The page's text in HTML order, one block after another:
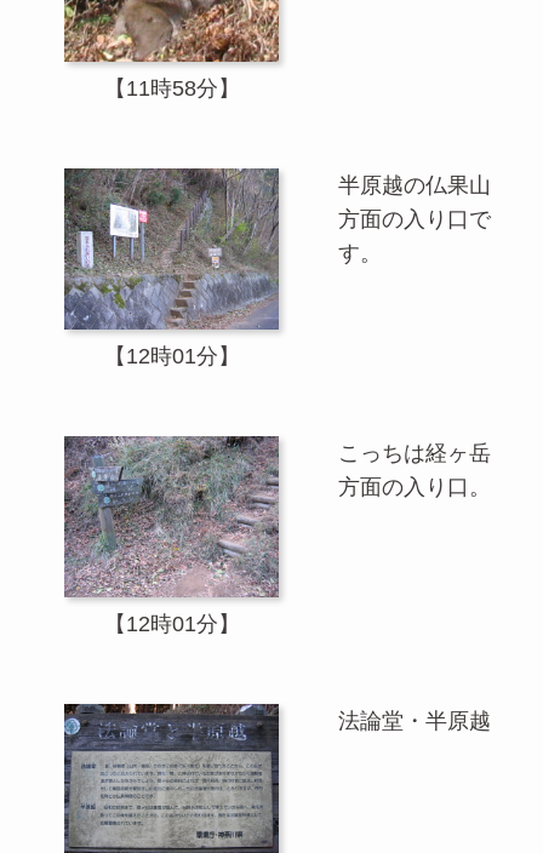
【11時58分】
【12時01分】
半原越の仏果山
方面の入り口で
す。
【12時01分】
こっちは経ヶ岳
方面の入り口。
法論堂・半原越